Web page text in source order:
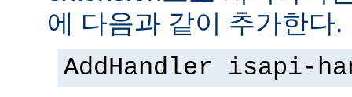
에 다음과 같이 추가한다.
AddHandler isapi-